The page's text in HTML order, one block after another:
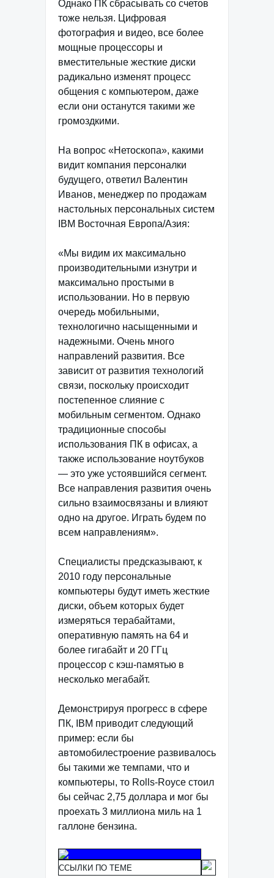
Однако ПК сбрасывать со счетов
тоже нельзя. Цифровая
фотография и видео, все более
мощные процессоры и
вместительные жесткие диски
радикально изменят процесс
общения с компьютером, даже
если они останутся такими же
громоздкими.
На вопрос «Нетоскопа», какими
видит компания персоналки
будущего, ответил Валентин
Иванов, менеджер по продажам
настольных персональных систем
IBM Восточная Европа/Азия:
«Мы видим их максимально
производительными изнутри и
максимально простыми в
использовании. Но в первую
очередь мобильными,
технологично насыщенными и
надежными. Очень много
направлений развития. Все
зависит от развития технологий
связи, поскольку происходит
постепенное слияние с
мобильным сегментом. Однако
традиционные способы
использования ПК в офисах, а
также использование ноутбуков
— это уже устоявшийся сегмент.
Все направления развития очень
сильно взаимосвязаны и влияют
одно на другое. Играть будем по
всем направлениям».
Специалисты предсказывают, к
2010 году персональные
компьютеры будут иметь жесткие
диски, объем которых будет
измеряться терабайтами,
оперативную память на 64 и
более гигабайт и 20 ГГц
процессор с кэш-памятью в
несколько мегабайт.
Демонстрируя прогресс в сфере
ПК, IBM приводит следующий
пример: если бы
автомобилестроение развивалось
бы такими же темпами, что и
компьютеры, то Rolls-Royce стоил
бы сейчас 2,75 доллара и мог бы
проехать 3 миллиона миль на 1
галлоне бензина.
ССЫЛКИ ПО ТЕМЕ